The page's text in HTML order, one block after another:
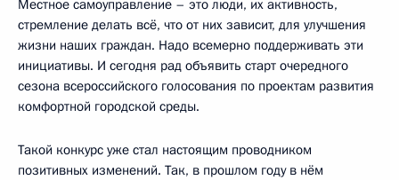
Местное самоуправление – это люди, их активность,
стремление делать всё, что от них зависит, для улучшения
жизни наших граждан. Надо всемерно поддерживать эти
инициативы. И сегодня рад объявить старт очередного
сезона всероссийского голосования по проектам развития
комфортной городской среды.
Такой конкурс уже стал настоящим проводником
позитивных изменений. Так, в прошлом году в нём